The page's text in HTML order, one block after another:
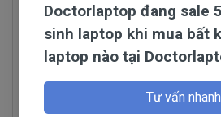
Đọc thêm
Doctorlaptop đang sale
sinh laptop khi mua bất
laptop nào tại
Tư vấn nhanh